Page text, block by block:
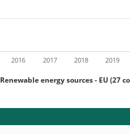
Renewable energy sources - EU (27
2016 2017 2018 2019